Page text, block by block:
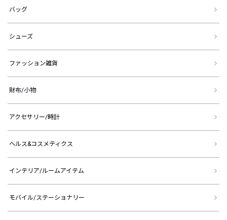
バッグ
シューズ
ファッション雑貨
財布/小物
アクセサリー/時計
ヘルス&コスメティクス
インテリア/ルームアイテム
モバイル/ステーショナリー